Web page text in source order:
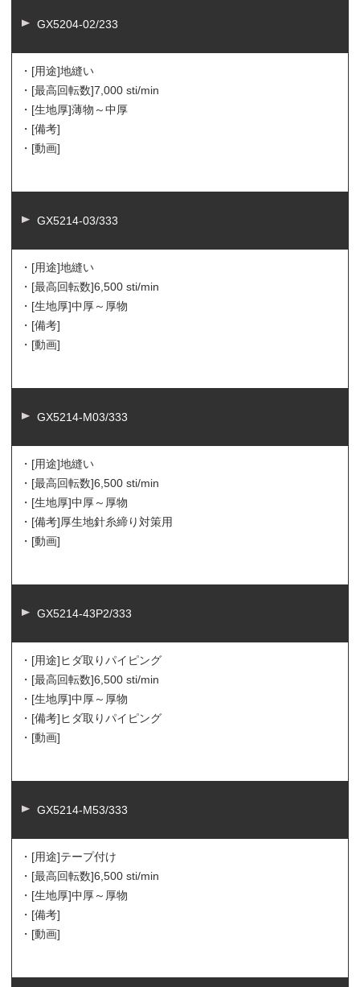
GX5204-02/233
・[用途]地縫い
・[最高回転数]7,000 sti/min
・[生地厚]薄物～中厚
・[備考]
・[動画]
GX5214-03/333
・[用途]地縫い
・[最高回転数]6,500 sti/min
・[生地厚]中厚～厚物
・[備考]
・[動画]
GX5214-M03/333
・[用途]地縫い
・[最高回転数]6,500 sti/min
・[生地厚]中厚～厚物
・[備考]厚生地針糸締り対策用
・[動画]
GX5214-43P2/333
・[用途]ヒダ取りパイピング
・[最高回転数]6,500 sti/min
・[生地厚]中厚～厚物
・[備考]ヒダ取りパイピング
・[動画]
GX5214-M53/333
・[用途]テープ付け
・[最高回転数]6,500 sti/min
・[生地厚]中厚～厚物
・[備考]
・[動画]